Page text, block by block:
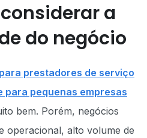
considerar a
do negócio
prestadores de serviço
para pequenas empresas
bem. Porém, negócios
operacional, alto volume de